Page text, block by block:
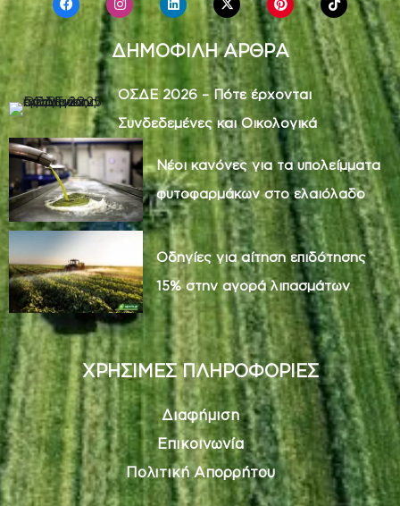
ΔΗΜΟΦΙΛΗ ΑΡΘΡΑ
ΟΣΔΕ 2026 – Πότε έρχονται
Συνδεδεμένες και Οικολογικά
Νέοι κανόνες για τα υπολείμματα
φυτοφαρμάκων στο ελαιόλαδο
Οδηγίες για αίτηση επιδότησης
15% στην αγορά λιπασμάτων
ΧΡΗΣΙΜΕΣ ΠΛΗΡΟΦΟΡΙΕΣ
Διαφήμιση
Επικοινωνία
Πολιτική Απορρήτου